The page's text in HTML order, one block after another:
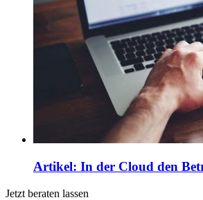
Artikel: In der Cloud den
Jetzt beraten lassen